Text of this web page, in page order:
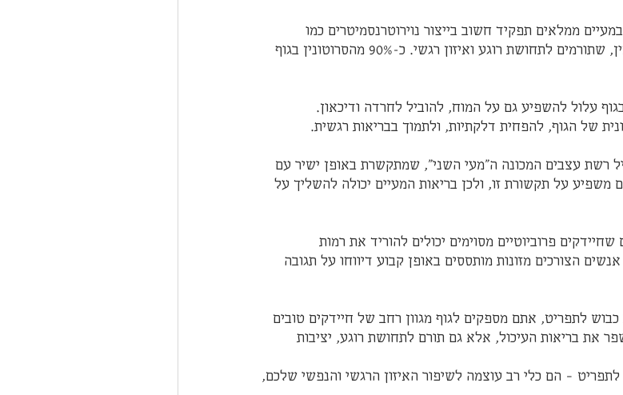
ממלאים תפקיד חשוב בייצור נוירוטרנסמיטרים כמו
סרוטונין (המכונה "הורמון האושר") ודופמין, שתורמים לתחושת רוגע ואיזון רגשי. כ-90% מהסרוטונין בגוף
עלול להשפיע גם על המוח, להוביל לחרדה ודיכאון.
של הגוף, להפחית דלקתיות, ולתמוך בבריאות רגשית.
רשת עצבים המכונה ה"מעי השני", שמתקשרת באופן ישיר עם
משפיע על תקשורת זו, ולכן בריאות המעיים יכולה להשליך על
פרוביוטיים מסוימים יכולים להוריד את רמות
הצורכים מזונות מותססים באופן קבוע דיווחו על תגובה
לתפריט, אתם מספקים לגוף מגוון רחב של חיידקים טובים
את בריאות העיכול, אלא גם תורם לתחושת רוגע, יציבות
– הם כלי רב עוצמה לשיפור האיזון הרגשי והנפשי שלכם,